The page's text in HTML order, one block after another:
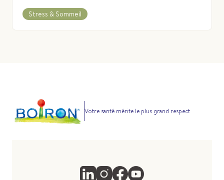
Stress & Sommeil
Votre santé mérite le plus grand respect